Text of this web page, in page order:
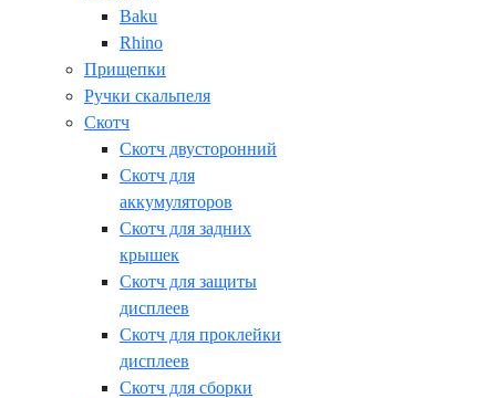
Baku
Rhino
Прищепки
Ручки скальпеля
Скотч
Скотч двусторонний
Скотч для
аккумуляторов
Скотч для задних
крышек
Скотч для защиты
дисплеев
Скотч для проклейки
дисплеев
Скотч для сборки